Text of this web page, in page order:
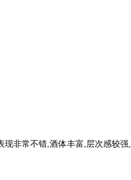
非常不错,酒体丰富,层次感较强,